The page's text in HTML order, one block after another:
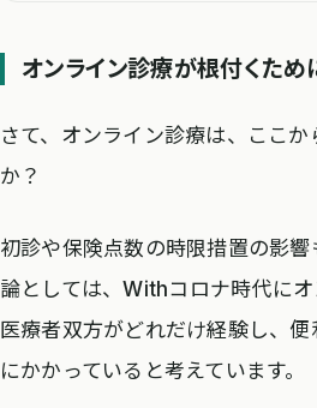
オンライン診療が根付くため
さて、オンライン診療は、ここ
か？
初診や保険点数の時限措置の影
論としては、Withコロナ時代にオ
医療者双方がどれだけ経験し、
にかかっていると考えています。